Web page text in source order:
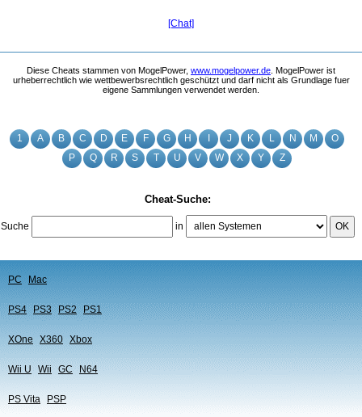
1 A B C D E F G H J K L N M
O
P
Q R S T U V W X Y Z
Cheat-Suche:
Suche in OK
PC Mac
PS4 PS3 PS2 PS1
XOne X360 Xbox
Wii U Wii GC N64
PS Vita PSP
[Chat]
Diese Cheats stammen von MogelPower, www.mogelpower.de . MogelPower ist
urheberrechtlich wie wettbewerbsrechtlich geschützt und darf nicht als Grundlage fuer
eigene Sammlungen verwendet werden.